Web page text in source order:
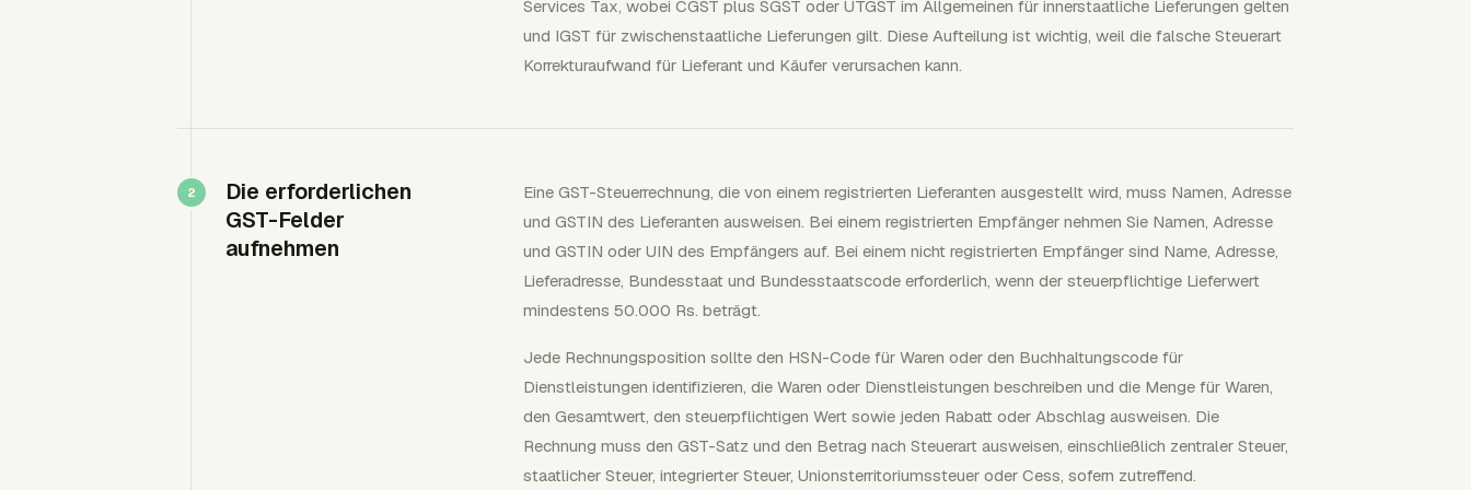
Services Tax, wobei CGST plus SGST oder UTGST im Allgemeinen für innerstaatliche Lieferungen gelten
und IGST für zwischenstaatliche Lieferungen gilt. Diese Aufteilung ist wichtig, weil die falsche Steuerart
Korrekturaufwand für Lieferant und Käufer verursachen kann.
Die erforderlichen
GST-Felder
aufnehmen
Eine GST-Steuerrechnung, die von einem registrierten Lieferanten ausgestellt wird, muss Namen, Adresse
und GSTIN des Lieferanten ausweisen. Bei einem registrierten Empfänger nehmen Sie Namen, Adresse
und GSTIN oder UIN des Empfängers auf. Bei einem nicht registrierten Empfänger sind Name, Adresse,
Lieferadresse, Bundesstaat und Bundesstaatscode erforderlich, wenn der steuerpflichtige Lieferwert
mindestens 50.000 Rs. beträgt.
Jede Rechnungsposition sollte den HSN-Code für Waren oder den Buchhaltungscode für
Dienstleistungen identifizieren, die Waren oder Dienstleistungen beschreiben und die Menge für Waren,
den Gesamtwert, den steuerpflichtigen Wert sowie jeden Rabatt oder Abschlag ausweisen. Die
Rechnung muss den GST-Satz und den Betrag nach Steuerart ausweisen, einschließlich zentraler Steuer,
staatlicher Steuer, integrierter Steuer, Unionsterritoriumssteuer oder Cess, sofern zutreffend.